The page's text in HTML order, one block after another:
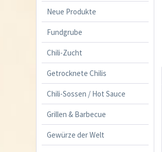
Neue Produkte
Fundgrube
Chili-Zucht
Getrocknete Chilis
Chili-Sossen / Hot Sauce
Grillen & Barbecue
Gewürze der Welt